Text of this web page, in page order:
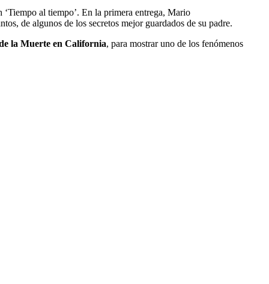
al tiempo’. En la primera entrega, Mario
de algunos de los secretos mejor guardados de su padre.
la Muerte en California, para mostrar uno de los fenómenos